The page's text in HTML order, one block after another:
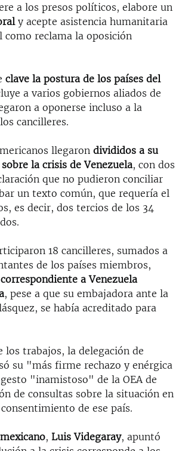
a los presos políticos, elabore un
y acepte asistencia humanitaria
reclama la oposición
clave la postura de los países del
a varios gobiernos aliados de
a oponerse incluso a la
cancilleres.
llegaron divididos a su
la crisis de Venezuela, con dos
que no pudieron conciliar
un texto común, que requería el
es decir, dos tercios de los 34
18 cancilleres, sumados a
de los países miembros,
a Venezuela
, pese a que su embajadora ante la
se había acreditado para
los trabajos, la delegación de
su "más firme rechazo y enérgica
"inamistoso" de la OEA de
de consultas sobre la situación en
de ese país.
, Luis Videgaray, apuntó